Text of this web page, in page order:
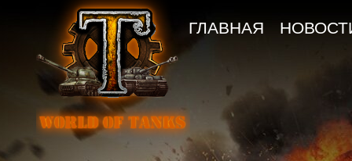
ГЛАВНАЯ